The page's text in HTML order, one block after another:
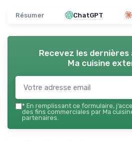
Résumer ChatGPT
Recevez les
Ma cuisine
* En remplissant ce formulaire,
des fins commerciales par Ma
partenaires.